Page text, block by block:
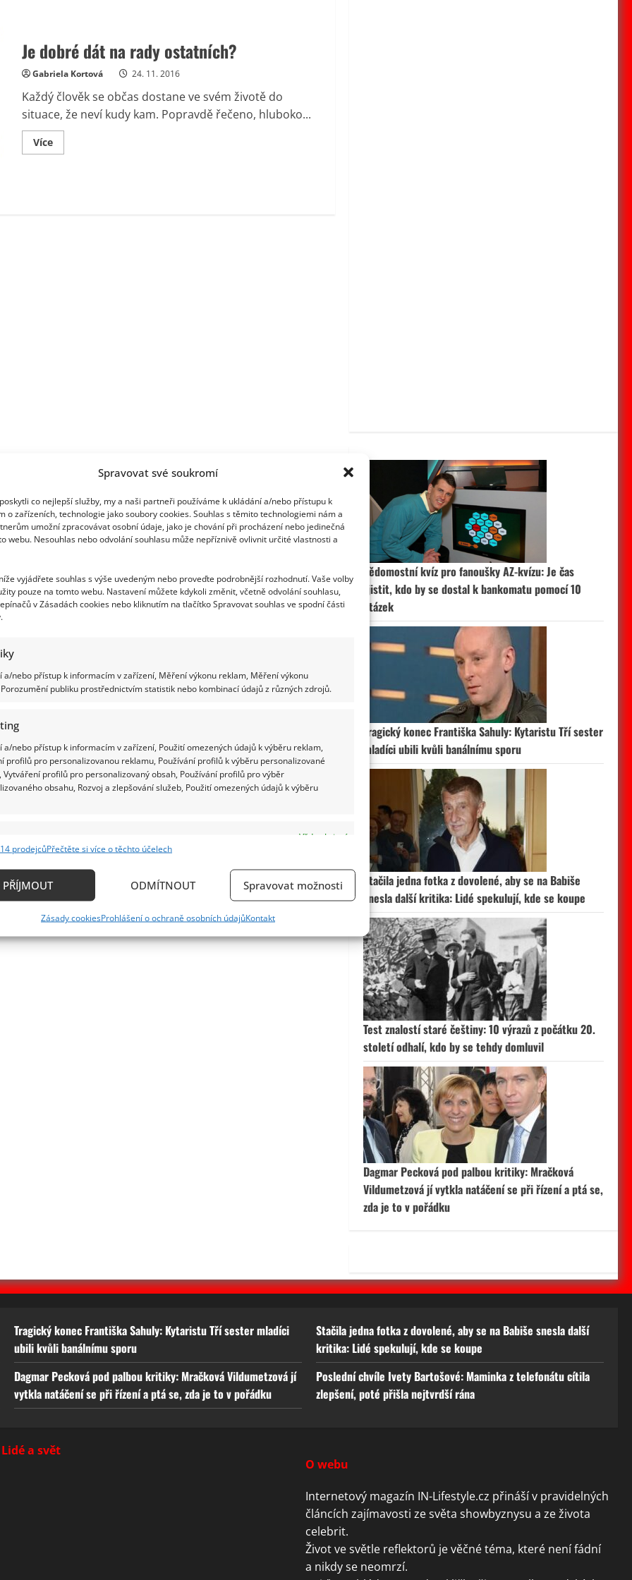
Spravovat své soukromí
co nejlepší služby, my a naši partneři používáme k ukládání a/nebo přístupu k
o zařízeních, technologie jako soubory cookies. Souhlas s těmito technologiemi nám a
umožní zpracovávat osobní údaje, jako je chování při procházení nebo jedinečná
webu. Nesouhlas nebo odvolání souhlasu může nepříznivě ovlivnit určité vlastnosti a
vyjádřete souhlas s výše uvedeným nebo proveďte podrobnější rozhodnutí. Vaše volby
pouze na tomto webu. Nastavení můžete kdykoli změnit, včetně odvolání souhlasu,
v Zásadách cookies nebo kliknutím na tlačítko Spravovat souhlas ve spodní části
a/nebo přístup k informacím v zařízení, Měření výkonu reklam, Měření výkonu
publiku prostřednictvím statistik nebo kombinací údajů z různých zdrojů.
a/nebo přístup k informacím v zařízení, Použití omezených údajů k výběru reklam,
profilů pro personalizovanou reklamu, Používání profilů k výběru personalizované
Vytváření profilů pro personalizovaný obsah, Používání profilů pro výběr
obsahu, Rozvoj a zlepšování služeb, Použití omezených údajů k výběru
Vždy aktivní
zařízení na základě automaticky přenášených informací.
aktivně vyžádaných informací.
prodejcůPřečtěte si více o těchto účelech
PŘÍJMOUT ODMÍTNOUT Spravovat možnosti
Zásady cookiesProhlášení o ochraně osobních údajůKontakt
Je dobré dát na rady ostatních?
Gabriela Kortová 24. 11. 2016
Každý člověk se občas dostane ve svém životě do
situace, že neví kudy kam. Popravdě řečeno, hluboko...
VíceRead
more
Vědomostní kvíz pro fanoušky AZ-kvízu: Je čas
zjistit, kdo by se dostal k bankomatu pomocí 10
otázek
Tragický konec Františka Sahuly: Kytaristu Tří sester
mladíci ubili kvůli banálnímu sporu
Stačila jedna fotka z dovolené, aby se na Babiše
snesla další kritika: Lidé spekulují, kde se koupe
Test znalostí staré češtiny: 10 výrazů z počátku 20.
století odhalí, kdo by se tehdy domluvil
Dagmar Pecková pod palbou kritiky: Mračková
Vildumetzová jí vytkla natáčení se při řízení a ptá se,
zda je to v pořádku
Tragický konec Františka Sahuly: Kytaristu Tří sester mladíci
ubili kvůli banálnímu sporu
Stačila jedna fotka z dovolené, aby se na Babiše snesla další
kritika: Lidé spekulují, kde se koupe
Dagmar Pecková pod palbou kritiky: Mračková Vildumetzová jí
vytkla natáčení se při řízení a ptá se, zda je to v pořádku
Poslední chvíle Ivety Bartošové: Maminka z telefonátu cítila
zlepšení, poté přišla nejtvrdší rána
Lidé a svět
O webu
Internetový magazín IN-Lifestyle.cz přináší v pravidelných
článcích zajímavosti ze světa showbyznysu a ze života
celebrit.
Život ve světle reflektorů je věčné téma, které není fádní
a nikdy se neomrzí.